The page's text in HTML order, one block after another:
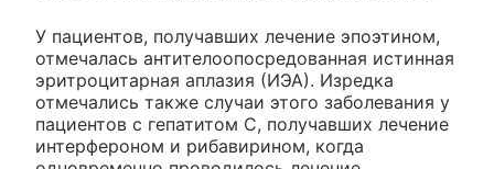
У пациентов, получавших лечение эпоэтином,
отмечалась антителоопосредованная истинная
эритроцитарная аплазия (ИЭА). Изредка
отмечались также случаи этого заболевания у
пациентов с гепатитом С, получавших лечение
интерфероном и рибавирином, когда